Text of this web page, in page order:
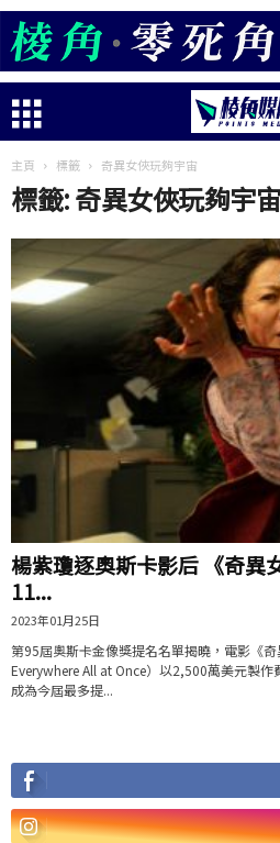
主頁 標籤 奇異女俠玩夠宇宙
標籤: 奇異女俠玩夠宇宙
楊紫瓊逐奧斯卡影后 《奇異
11...
2023年01月25日
第95屆奧斯卡金像獎提名名單揭曉，電影《
Everywhere All at Once）以2,500萬美元製作
成為今屆最多提...